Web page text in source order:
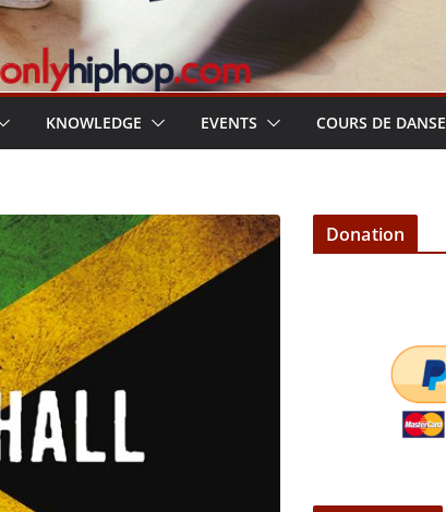
KNOWLEDGE EVENTS COURS DE DANSE
Donation